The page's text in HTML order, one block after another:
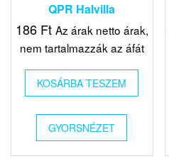
QPR Halvilla
186 Ft Az árak netto árak,
nem tartalmazzák az áfát
KOSÁRBA TESZEM
GYORSNÉZET